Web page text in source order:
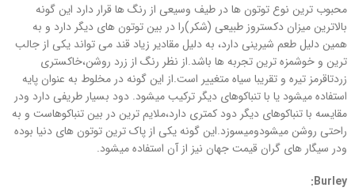
محبوب ترین نوع توتون ها در طیف وسیعی از رنگ ها قرار دارد این گونه
بالاترین میزان دکستروز طبیعی (شکر)را در بین توتون های دیگر دارد و به
همین دلیل طعم شیرینی دارد، به دلیل مقادیر زیاد قند می تواند یکی از جالب
ترین و خوشمزه ترین تجربه ها باشد.از نظر رنگ از زرد روشن،خاکستری
زردتاقرمز تیره و تقریبا سیاه متغییر است.از این گونه در مخلوط به عنوان پایه
استفاده میشود یا با تنباکوهای دیگر ترکیب میشود. دود بسیار طریفی دارد ودر
مقایسه با تنباکوهای دیگر دود کمتری دارد،ملایم ترین در بین تنباکوهاست و به
راحتی روشن میشودومیسوزد.این گونه یکی از پاک ترین توتون های دنیا بوده
ودر سیگار های گران قیمت جهان نیز از آن استفاده میشود.
Burley
: